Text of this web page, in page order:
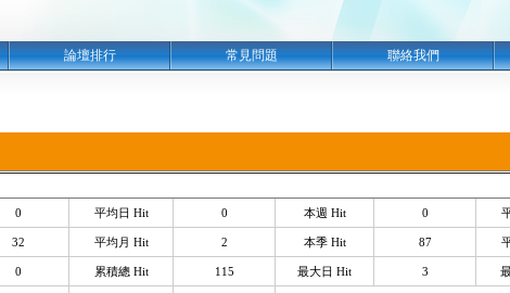
論壇排行 常見問題 聯絡我們
0 平均日 Hit 0 本週 Hit 0
32 平均月 Hit 2 本季 Hit 87
0 累積總 Hit 115 最大日 Hit 3